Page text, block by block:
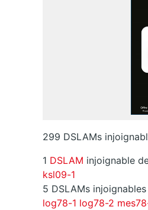
299 DSLAMs
1 DSLAM injoignable
ksl09-1
5 DSLAMs
log78-1 log78-2